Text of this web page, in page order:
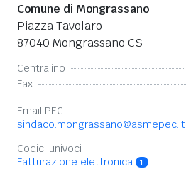
Comune di Mongrassano
Piazza Tavolaro
87040 Mongrassano CS
Centralino
Fax
Email PEC
sindaco.mongrassano@asmepec.it
Codici univoci
Fatturazione elettronica
1